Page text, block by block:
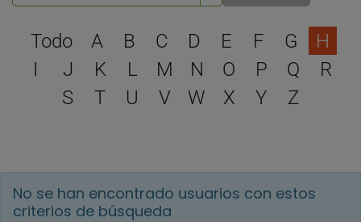
Selecciona una letra
Todo A B C D E F G
H
I
J K L M N O P Q
R
S
T U V W X Y Z
No se han encontrado usuarios con estos
criterios de búsqueda